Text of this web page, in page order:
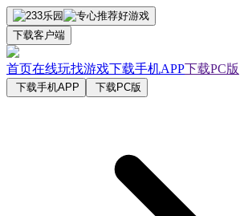
下载客户端
首页在线玩找游戏下载手机APP下载PC版
下载手机APP 下载PC版